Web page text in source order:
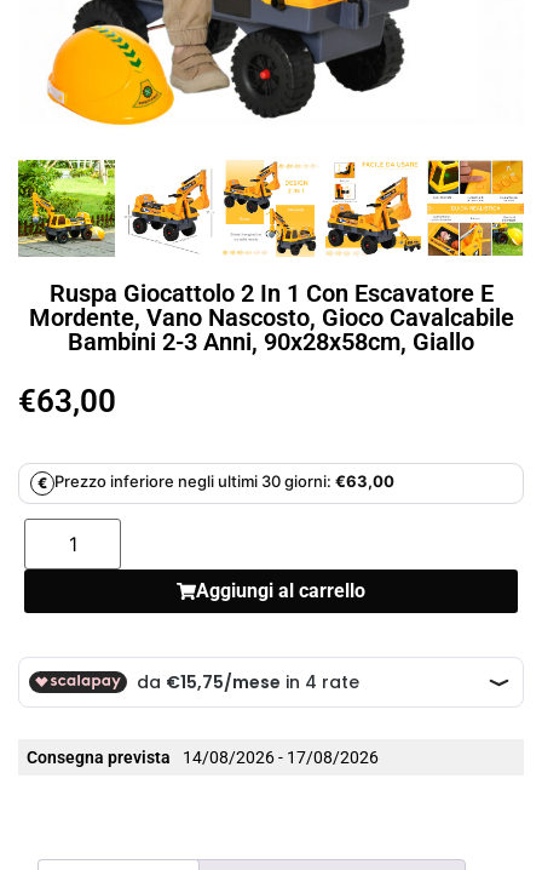
Ruspa Giocattolo 2 In 1 Con Escavatore E
Mordente, Vano Nascosto, Gioco Cavalcabile
Bambini 2-3 Anni, 90x28x58cm, Giallo
€63,00
€ Prezzo inferiore negli ultimi 30 giorni: €63,00
Aggiungi al carrello
Consegna prevista 14/08/2026 - 17/08/2026